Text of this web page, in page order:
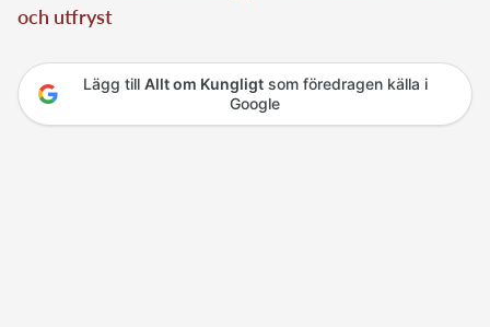
och utfryst
Lägg till Allt om Kungligtsom föredragen källa i
Google